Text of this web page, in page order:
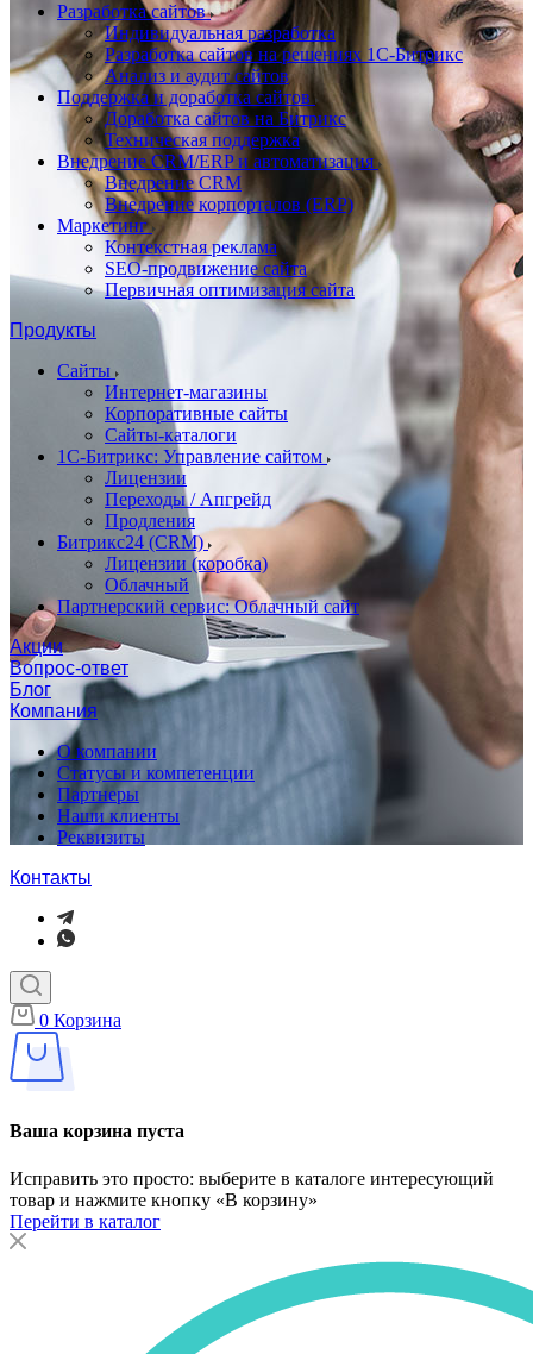
Разработка сайтов
Индивидуальная разработка
Разработка сайтов на решениях 1С-Битрикс
Анализ и аудит сайтов
Поддержка и доработка сайтов
Доработка сайтов на Битрикс
Техническая поддержка
Внедрение CRM/ERP и автоматизация
Внедрение CRM
Внедрение корпорталов (ERP)
Маркетинг
Контекстная реклама
SEO-продвижение сайта
Первичная оптимизация сайта
Продукты
Сайты
Интернет-магазины
Корпоративные сайты
Сайты-каталоги
1С-Битрикс: Управление сайтом
Лицензии
Переходы / Апгрейд
Продления
Битрикс24 (CRM)
Лицензии (коробка)
Облачный
Партнерский сервис: Облачный сайт
Акции
Вопрос-ответ
Блог
Компания
О компании
Статусы и компетенции
Партнеры
Наши клиенты
Реквизиты
Контакты
0 Корзина
Ваша корзина пуста
Исправить это просто: выберите в каталоге интересующий
товар и нажмите кнопку «В корзину»
Перейти в каталог